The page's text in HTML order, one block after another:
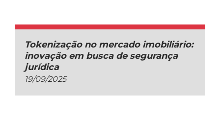
Tokenização no mercado imobiliário:
inovação em busca de segurança
jurídica
19/09/2025